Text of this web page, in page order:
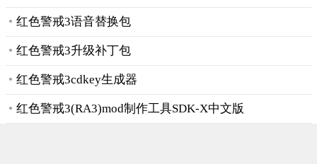
红色警戒3语音替换包
红色警戒3升级补丁包
红色警戒3cdkey生成器
红色警戒3(RA3)mod制作工具SDK-X中文版